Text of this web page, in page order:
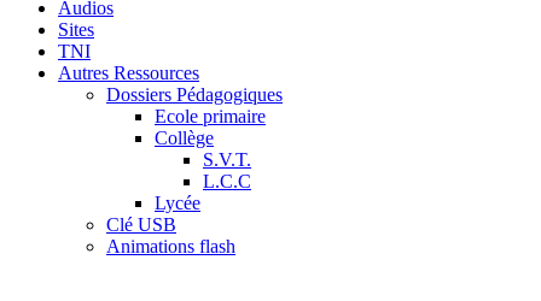
Audios
Sites
TNI
Autres Ressources
Dossiers Pédagogiques
Ecole primaire
Collège
S.V.T.
L.C.C
Lycée
Clé USB
Animations flash